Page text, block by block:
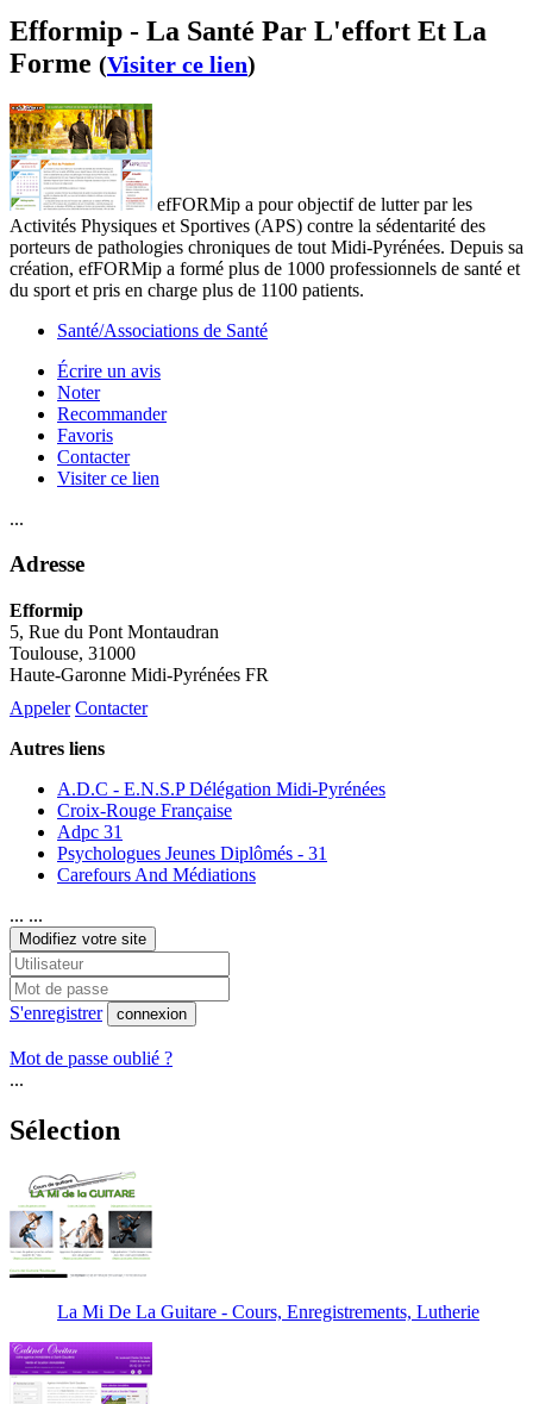
Efformip - La Santé Par L'effort Et La
Forme (Visiter ce lien)
efFORMip a pour objectif de lutter par les
Activités Physiques et Sportives (APS) contre la sédentarité des
porteurs de pathologies chroniques de tout Midi-Pyrénées. Depuis sa
création, efFORMip a formé plus de 1000 professionnels de santé et
du sport et pris en charge plus de 1100 patients.
Santé/Associations de Santé
Écrire un avis
Noter
Recommander
Favoris
Contacter
Visiter ce lien
...
Adresse
Efformip
5, Rue du Pont Montaudran
Toulouse, 31000
Haute-Garonne Midi-Pyrénées FR
Appeler Contacter
Autres liens
A.D.C - E.N.S.P Délégation Midi-Pyrénées
Croix-Rouge Française
Adpc 31
Psychologues Jeunes Diplômés - 31
Carefours And Médiations
... ...
Modifiez votre site
S'enregistrer connexion
Mot de passe oublié ?
...
Sélection
La Mi De La Guitare - Cours, Enregistrements, Lutherie